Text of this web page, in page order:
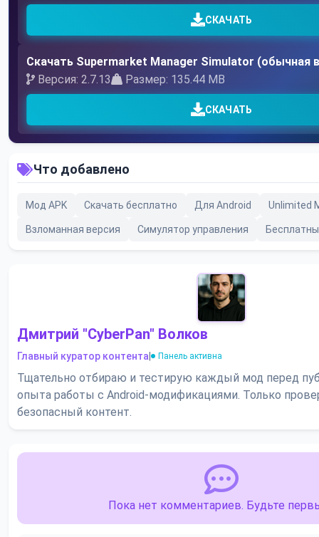
СКАЧАТЬ
Скачать Supermarket Manager Simulator (обычная
Версия: 2.7.13
Размер: 135.44 MB
СКАЧАТЬ
Что добавлено
Мод APK Скачать бесплатно Для Android Unlimited
Взломанная версия Симулятор управления
Дмитрий "CyberPan" Волков
Главный куратор контента Панель активна
Тщательно отбираю и тестирую каждый мод перед
опыта работы с Android-модификациями. Только
безопасный контент.
Пока нет комментариев. Будьте